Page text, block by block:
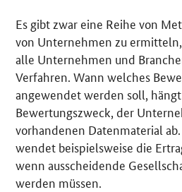
Es gibt zwar eine Reihe von
von Unternehmen zu
alle Unternehmen und
Verfahren. Wann welches
angewendet werden soll,
Bewertungszweck, der
vorhandenen Datenmaterial
wendet beispielsweise die
wenn ausscheidende
werden müssen.